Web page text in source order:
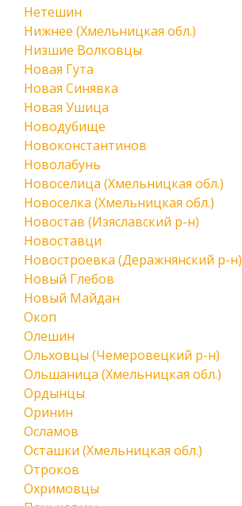
Нетешин
Нижнее (Хмельницкая обл.)
Низшие Волковцы
Новая Гута
Новая Синявка
Новая Ушица
Новодубище
Новоконстантинов
Новолабунь
Новоселица (Хмельницкая обл.)
Новоселка (Хмельницкая обл.)
Новостав (Изяславский р-н)
Новоставци
Новостроевка (Деражнянский р-н)
Новый Глебов
Новый Майдан
Окоп
Олешин
Ольховцы (Чемеровецкий р-н)
Ольшаница (Хмельницкая обл.)
Ордынцы
Оринин
Осламов
Осташки (Хмельницкая обл.)
Отроков
Охримовцы